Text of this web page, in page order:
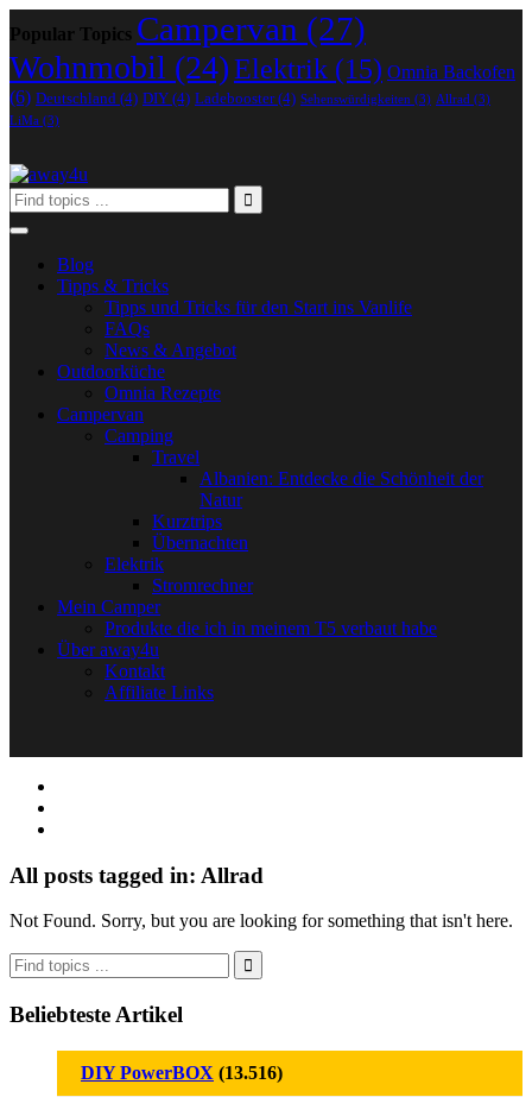
Popular Topics Campervan (27)
Wohnmobil (24)Elektrik (15) Omnia Backofen
(6) Deutschland (4) DIY (4) Ladebooster(4) Sehenswürdigkeiten (3) Allrad (3)
LiMa (3)
Blog
Tipps & Tricks
Tipps und Tricks für den Start ins Vanlife
FAQs
News & Angebot
Outdoorküche
Omnia Rezepte
Campervan
Camping
Travel
Albanien: Entdecke die Schönheit der
Natur
Kurztrips
Übernachten
Elektrik
Stromrechner
Mein Camper
Produkte die ich in meinem T5 verbaut habe
Über away4u
Kontakt
Affiliate Links
All posts tagged in: Allrad
Not Found. Sorry, but you are looking for something that isn't here.
Beliebteste Artikel
DIY PowerBOX (13.516)